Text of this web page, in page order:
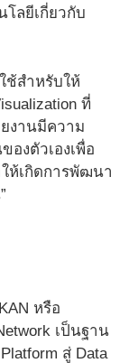
ลยีเกี่ยวกับ
ช้สำหรับให้
ที่
งานมีความ
องตัวเองเพื่อ
ห้เกิดการพัฒนา
หรือ
เป็นฐาน
สู่ Data